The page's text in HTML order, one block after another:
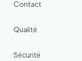
Contact
Qualité
Sécurité